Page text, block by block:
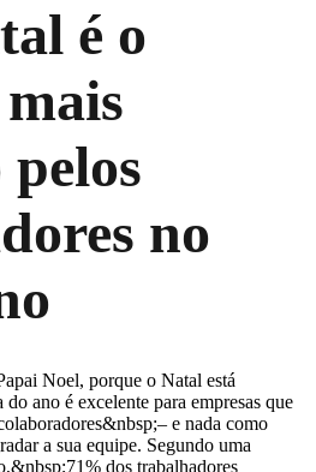
é o
pelos
no
Noel, porque o Natal está
ano é excelente para empresas que
e nada como
a sua equipe. Segundo uma
dos trabalhadores